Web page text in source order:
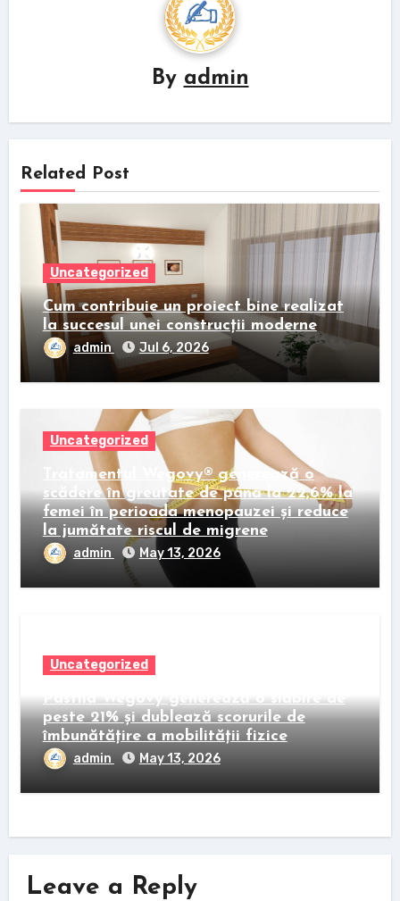
By admin
Related Post
Uncategorized
Cum contribuie un proiect bine realizat
la succesul unei construcții moderne
admin Jul 6, 2026
Uncategorized
Tratamentul Wegovy® generează o
scădere în greutate de până la 22,6% la
femei în perioada menopauzei și reduce
la jumătate riscul de migrene
admin May 13, 2026
Uncategorized
Pastila Wegovy generează o slăbire de
peste 21% și dublează scorurile de
îmbunătățire a mobilității fizice
admin May 13, 2026
Leave a Reply